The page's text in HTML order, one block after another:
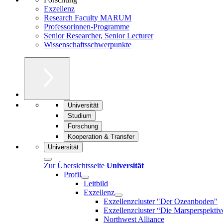
Exzellenz
Research Faculty MARUM
Professorinnen-Programme
Senior Researcher, Senior Lecturer
Wissenschaftsschwerpunkte
Universität
Studium
Forschung
Kooperation & Transfer
Universität
Zur Übersichtsseite Universität
Profil
Leitbild
Exzellenz
Exzellenzcluster "Der Ozeanboden"
Exzellenzcluster “Die
Northwest Alliance